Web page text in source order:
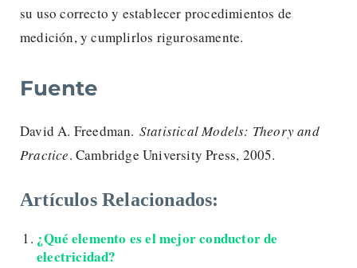
su uso correcto y establecer procedimientos de
medición, y cumplirlos rigurosamente.
Fuente
David A. Freedman. Statistical Models: Theory and
Practice. Cambridge University Press, 2005.
Artículos Relacionados:
¿Qué elemento es el mejor conductor de
electricidad?